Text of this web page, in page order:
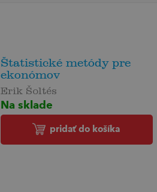
Štatistické metódy pre
ekonómov
Erik Šoltés
Na sklade
pridať do košíka